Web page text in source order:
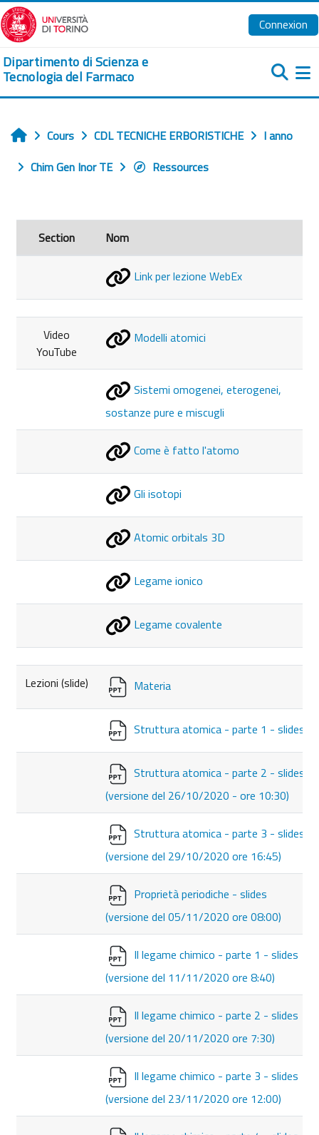
Passer au contenu principal
Connexion
Dipartimento di Scienza e
Tecnologia del Farmaco
Accueil
Cours CDL TECNICHE ERBORISTICHE
I anno
Chim Gen Inor TE
Ressources
Section Nom
Link per lezione WebEx
Video
YouTube
Modelli atomici
Sistemi omogenei, eterogenei,
sostanze pure e miscugli
Come è fatto l'atomo
Gli isotopi
Atomic orbitals 3D
Legame ionico
Legame covalente
Lezioni (slide) Materia
Struttura atomica - parte 1 - slides
Struttura atomica - parte 2 - slides
(versione del 26/10/2020 - ore 10:30)
Struttura atomica - parte 3 - slides
(versione del 29/10/2020 ore 16:45)
Proprietà periodiche - slides
(versione del 05/11/2020 ore 08:00)
Il legame chimico - parte 1 - slides
(versione del 11/11/2020 ore 8:40)
Il legame chimico - parte 2 - slides
(versione del 20/11/2020 ore 7:30)
Il legame chimico - parte 3 - slides
(versione del 23/11/2020 ore 12:00)